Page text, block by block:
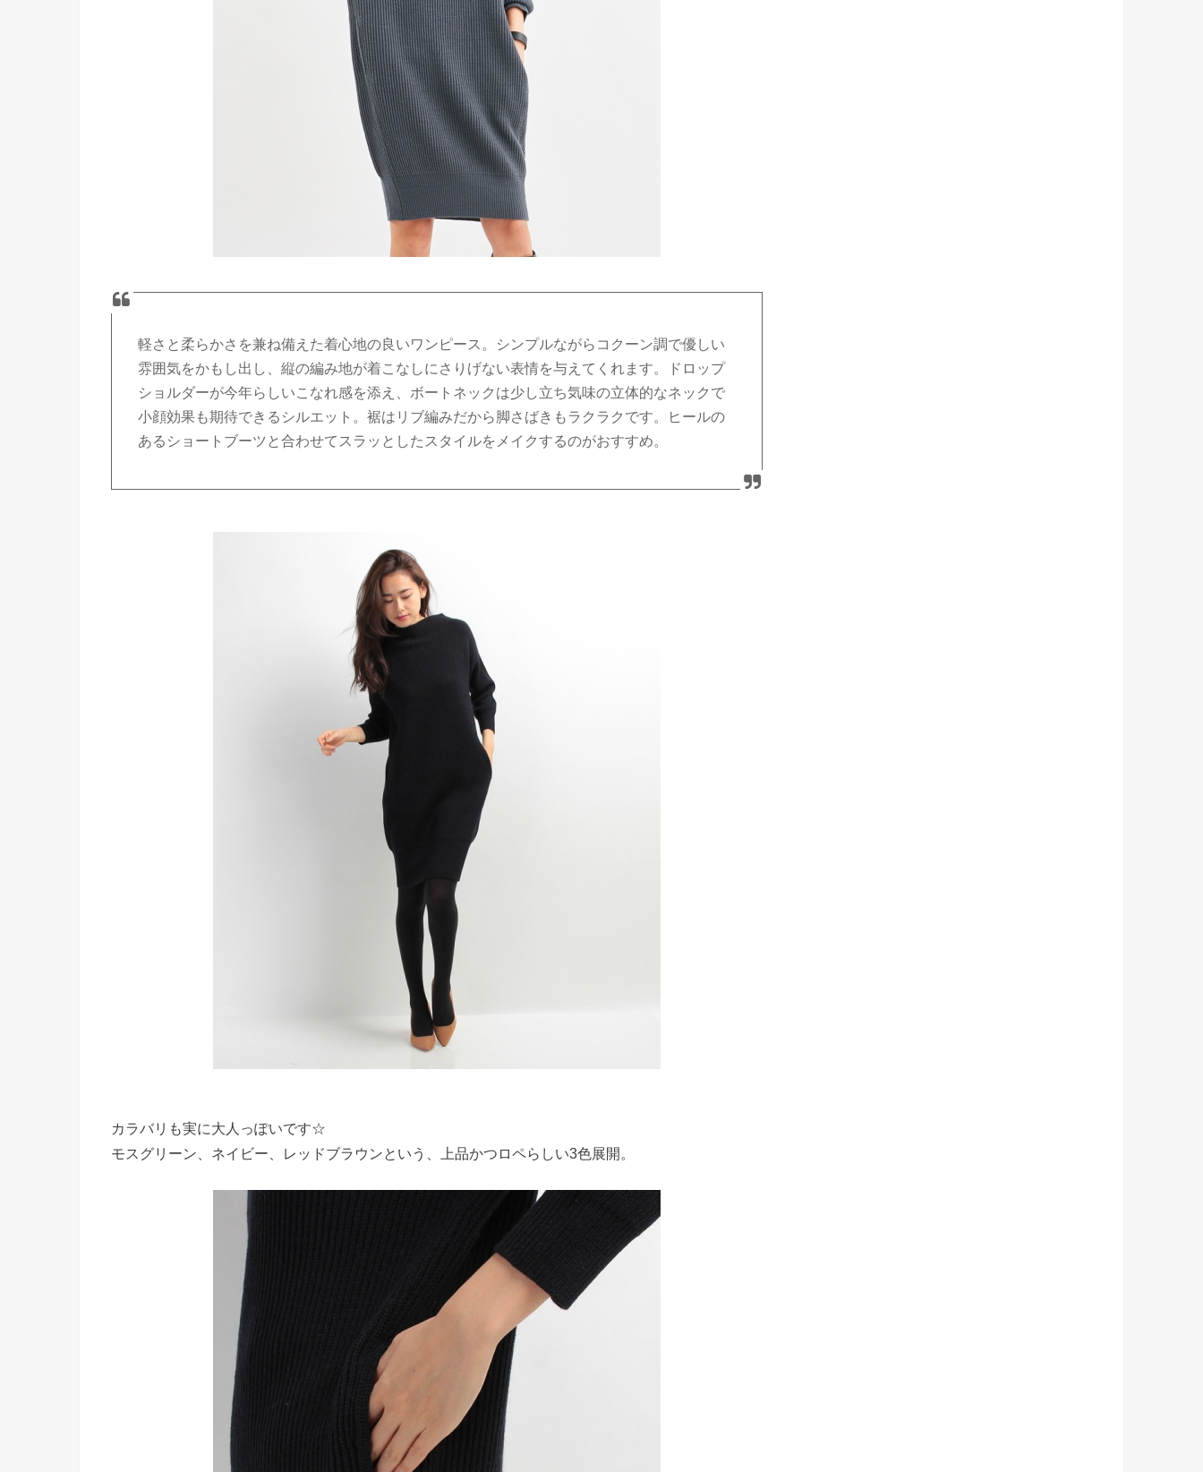
軽さと柔らかさを兼ね備えた着心地の良いワンピース。シンプルながらコクーン調で優しい
雰囲気をかもし出し、縦の編み地が着こなしにさりげない表情を与えてくれます。ドロップ
ショルダーが今年らしいこなれ感を添え、ボートネックは少し立ち気味の立体的なネックで
小顔効果も期待できるシルエット。裾はリブ編みだから脚さばきもラクラクです。ヒールの
あるショートブーツと合わせてスラッとしたスタイルをメイクするのがおすすめ。
カラバリも実に大人っぽいです☆
モスグリーン、ネイビー、レッドブラウンという、上品かつロペらしい3色展開。